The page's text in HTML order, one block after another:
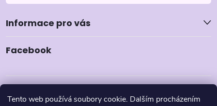
Tento web používá soubory cookie. Dalším procházením
Informace pro vás
Facebook